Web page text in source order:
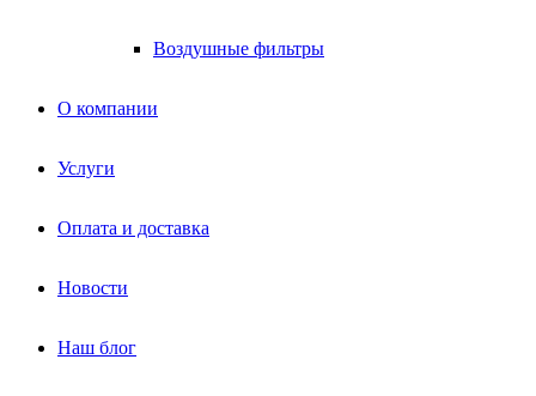
Воздушные фильтры
О компании
Услуги
Оплата и доставка
Новости
Наш блог